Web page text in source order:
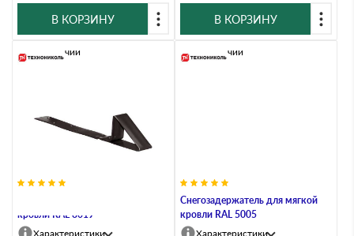
В КОРЗИНУ
В КОРЗИНУ
кровли RAL 8019
В наличии
Характеристики
Снегозадержатель для мягкой
кровли RAL 5005
В наличии
Характеристики